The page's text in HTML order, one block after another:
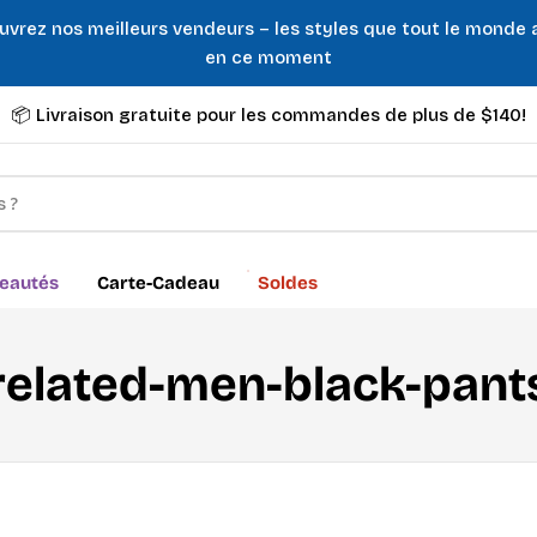
nos meilleurs vendeurs – les styles que tout le monde
en ce moment
📦 Livraison gratuite pour les commandes de plus de $140!
Carte-Cadeau Soldes
men-black-